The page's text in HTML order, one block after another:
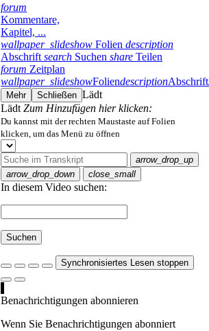
forum
Kommentare,
Kapitel, ...
wallpaper_slideshow Folien description
Abschrift search Suchen share Teilen
forum Zeitplan
wallpaper_slideshowFoliendescriptionAbschrift
Mehr Schließen Lädt
Lädt Zum Hinzufügen hier klicken:
Du kannst mit der rechten Maustaste auf Folien
klicken, um das Menü zu öffnen
arrow_drop_up
arrow_drop_down
close_small
In diesem Video suchen:
Suchen
Synchronisiertes Lesen stoppen
Benachrichtigungen abonnieren
Wenn Sie Benachrichtigungen abonniert